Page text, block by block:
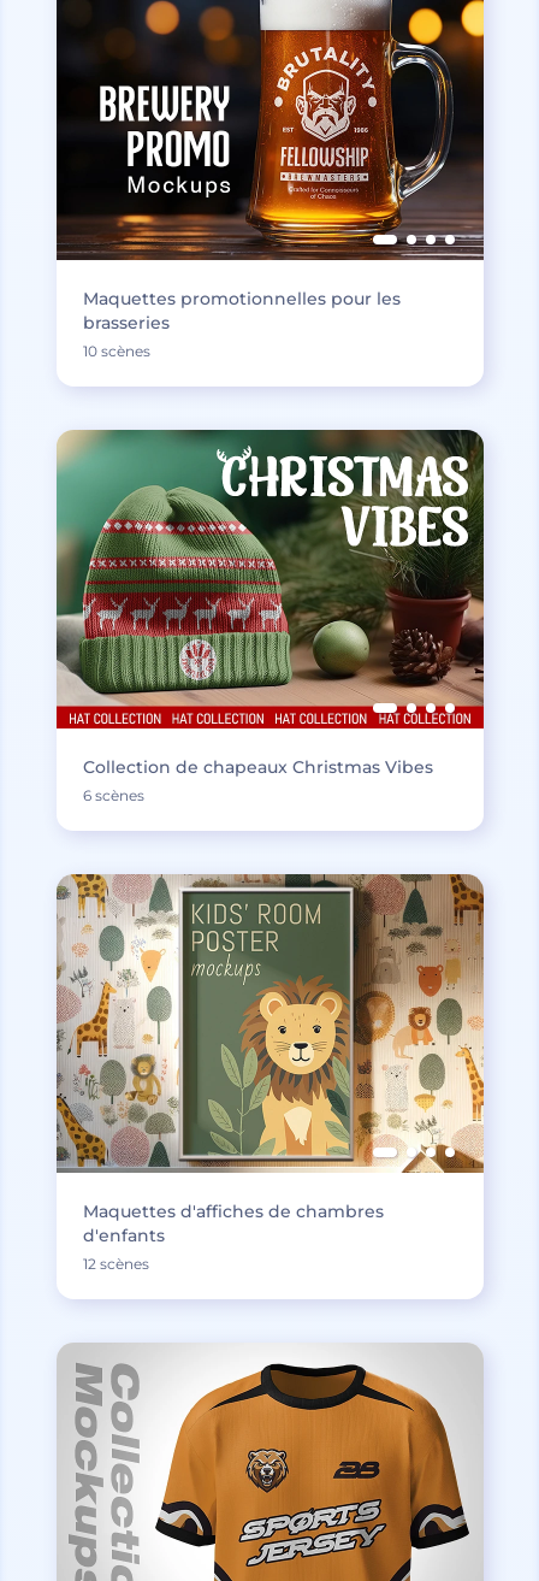
Maquettes promotionnelles pour les
brasseries
10 scènes
Collection de chapeaux Christmas Vibes
6 scènes
Maquettes d'affiches de chambres
d'enfants
12 scènes